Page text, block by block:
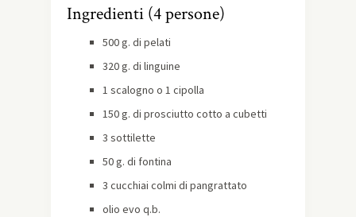
Ingredienti (4 persone)
500 g. di pelati
320 g. di linguine
1 scalogno o 1 cipolla
150 g. di prosciutto cotto a cubetti
3 sottilette
50 g. di fontina
3 cucchiai colmi di pangrattato
olio evo q.b.